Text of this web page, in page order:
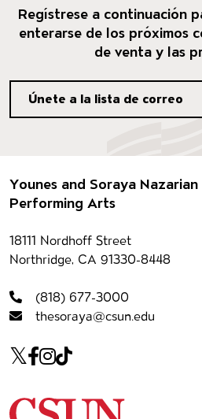
Regístrese a continuación
enterarse de los próximos
de venta y las
Únete a la lista de correo
Pie de
Younes and Soraya
Performing Arts
Información del
18111 Nordhoff Street
Northridge, CA 91330-8448
(818) 677-3000
thesoraya@csun.edu
Our social Media
Twitter
Facebook
Instagram
Tiktok